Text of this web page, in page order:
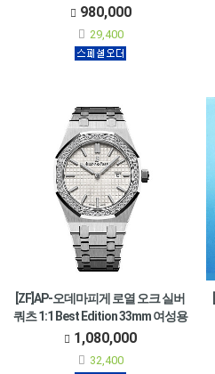
15510ST.OO.1320ST.10
980,000
29,400
[ZF]AP-오데마피게 로열 오크 실버
쿼츠 1:1 Best Edition 33mm 여성용
- 67651ST.ZZ.1261ST.01
1,080,000
32,400